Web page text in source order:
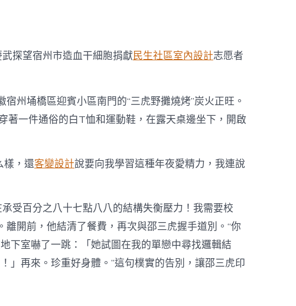
探望宿州市造血干細胞捐獻民生社區室內設計志愿者
宿州埇橋區迎賓小區南門的“三虎野攤燒烤”炭火正旺。
著一件通俗的白T恤和運動鞋，在露天桌邊坐下，開啟
樣，還客變設計說要向我學習這種年夜愛精力，我連說
受百分之八十七點八八的結構失衡壓力！我需要校
開前，他結清了餐費，再次與邵三虎握手道別。“你
下室嚇了一跳：「她試圖在我的單戀中尋找邏輯結
」再來。珍重好身體。”這句樸實的告別，讓邵三虎印